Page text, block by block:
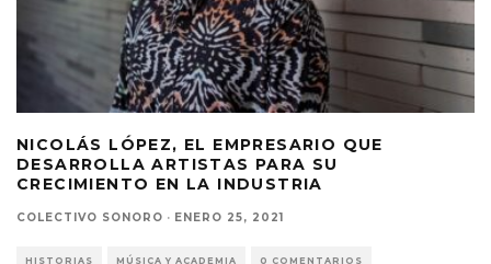
NICOLÁS LÓPEZ, EL EMPRESARIO QUE
DESARROLLA ARTISTAS PARA SU
CRECIMIENTO EN LA INDUSTRIA
COLECTIVO SONORO · ENERO 25, 2021
HISTORIAS MÚSICA Y ACADEMIA 0 COMENTARIOS